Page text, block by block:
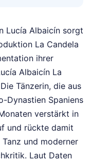
Lucía Albaicín sorgt
La Candela
ihrer
Albaicín La
Tänzerin, die aus
Dynastien Spaniens
verstärkt in
und rückte damit
und moderner
Laut Daten